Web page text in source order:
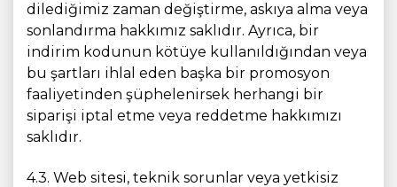
dilediğimiz zaman değiştirme, askıya alma veya
sonlandırma hakkımız saklıdır. Ayrıca, bir
indirim kodunun kötüye kullanıldığından veya
bu şartları ihlal eden başka bir promosyon
faaliyetinden şüphelenirsek herhangi bir
siparişi iptal etme veya reddetme hakkımızı
saklıdır.
4.3. Web sitesi, teknik sorunlar veya yetkisiz